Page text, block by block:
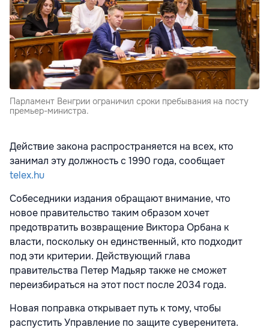
Парламент Венгрии ограничил сроки пребывания на посту
премьер-министра.
Действие закона распространяется на всех, кто
занимал эту должность с 1990 года, сообщает
telex.hu
Собеседники издания обращают внимание, что
новое правительство таким образом хочет
предотвратить возвращение Виктора Орбана к
власти, поскольку он единственный, кто подходит
под эти критерии. Действующий глава
правительства Петер Мадьяр также не сможет
переизбираться на этот пост после 2034 года.
Новая поправка открывает путь к тому, чтобы
распустить Управление по защите суверенитета.